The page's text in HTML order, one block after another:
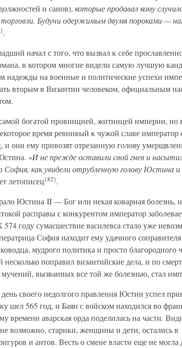
и санов), которые продавал кому
Будучи одержимым двумя пороками —
.
начал с того, что вызвал к себе
в котором многие видели самую лучшую
надежды на военные и политические успехи
вторым в Византии человеком, официальным
богатой провинцией, житницей империи, но
время ревнивый к чужой славе император
они ему привозят отрезанную голову
«И не прежде оставили свой гнев и
София, как увидели отрубленную голову Юстина и
летописец{82}.
Юстина II — Бог или некая коварная болезнь,
расправы с конкурентом император
574 году сумасшествие василевса стало уже
София находит ему удачного
мудрого политика и просто благородного
несколько поправил византийские дела, и по
вызванных все той же болезнью, стал
своего недолгого правления Юстин успел
шел 565 год, и Баян с войском находился во
времени аварская орда поделилась на части.
возможно, старики, женщины и дети, остались в
и антов. Весть о смене власти еще не могла